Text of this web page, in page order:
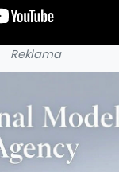
Reklama